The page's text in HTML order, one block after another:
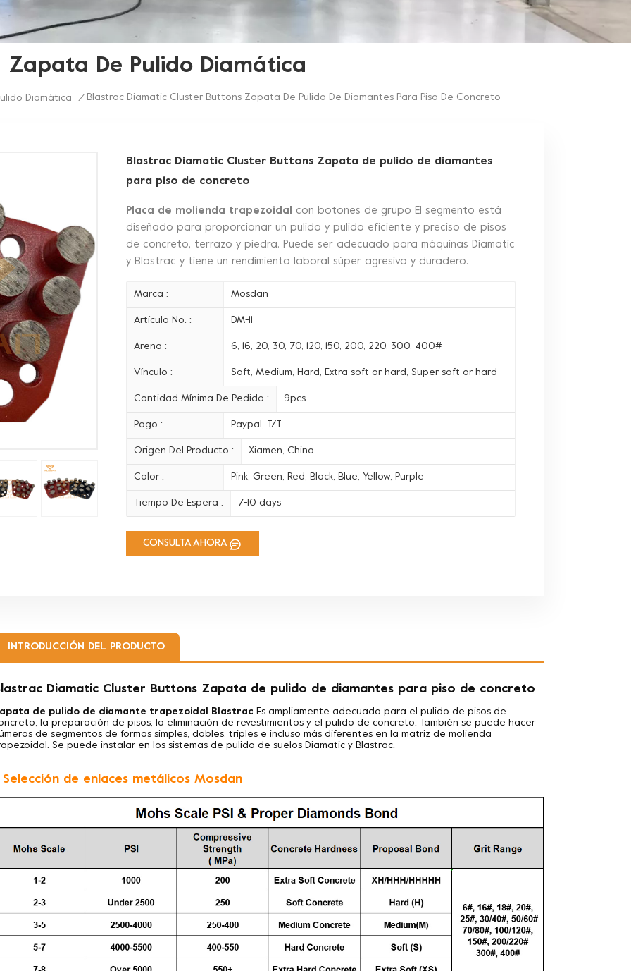
Zapata De Pulido Diamática
Diamática / Blastrac Diamatic Cluster Buttons Zapata De Pulido De Diamantes Para Piso De Concreto
Blastrac Diamatic Cluster Buttons Zapata de pulido de diamantes
para piso de concreto
Placa de molienda trapezoidal con botones de grupo El segmento está
diseñado para proporcionar un pulido y pulido eficiente y preciso de pisos
de concreto, terrazo y piedra. Puede ser adecuado para máquinas Diamatic
y Blastrac y tiene un rendimiento laboral súper agresivo y duradero.
Marca : Mosdan
Artículo No. : DM-11
Arena : 6, 16, 20, 30, 70, 120, 150, 200, 220, 300, 400#
Vínculo : Soft, Medium, Hard, Extra soft or hard, Super soft or hard
Cantidad Mínima De Pedido : 9pcs
Pago : Paypal, T/T
Origen Del Producto : Xiamen, China
Color : Pink, Green, Red, Black, Blue, Yellow, Purple
Tiempo De Espera : 7-10 days
CONSULTA AHORA
INTRODUCCIÓN DEL PRODUCTO
Diamatic Cluster Buttons Zapata de pulido de diamantes para piso de concreto
de pulido de diamante trapezoidal Blastrac Es ampliamente adecuado para el pulido de pisos de
la preparación de pisos, la eliminación de revestimientos y el pulido de concreto. También se puede hacer
de segmentos de formas simples, dobles, triples e incluso más diferentes en la matriz de molienda
Se puede instalar en los sistemas de pulido de suelos Diamatic y Blastrac.
Selección de enlaces metálicos Mosdan